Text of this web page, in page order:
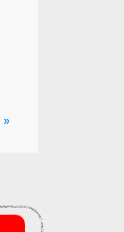
»